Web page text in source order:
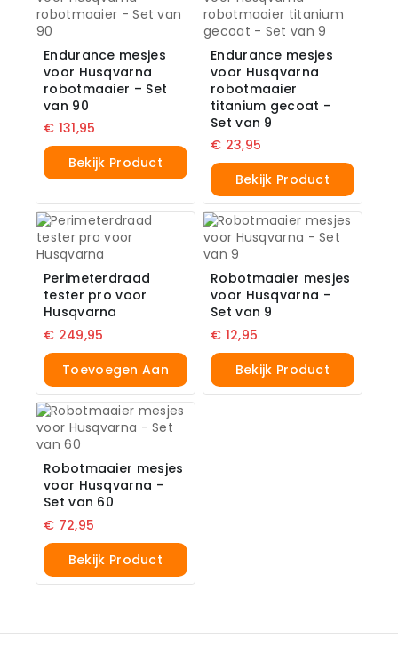
Endurance mesjes
voor Husqvarna
robotmaaier – Set
van 90
€ 131,95
Bekijk Product
Endurance mesjes
voor Husqvarna
robotmaaier
titanium gecoat –
Set van 9
€ 23,95
Bekijk Product
Perimeterdraad
tester pro voor
Husqvarna
€ 249,95
Toevoegen Aan
Winkelwagen
Robotmaaier mesjes
voor Husqvarna –
Set van 9
€ 12,95
Bekijk Product
Robotmaaier mesjes
voor Husqvarna –
Set van 60
€ 72,95
Bekijk Product